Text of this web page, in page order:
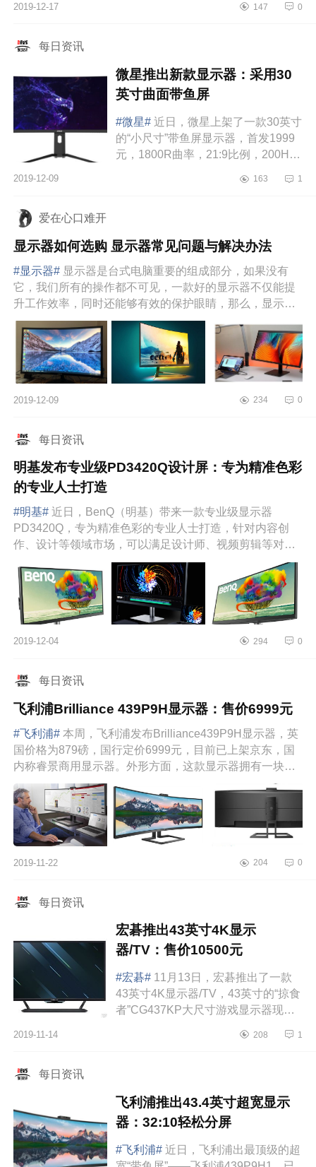
ConceptDCM2241W显示器内置音
2019-12-17 147 0
每日资讯
微星推出新款显示器：采用30
英寸曲面带鱼屏
#微星# 近日，微星上架了一款30英寸
的“小尺寸”带鱼屏显示器，首发1999
元，1800R曲率，21:9比例，200Hz
2019-12-09 163 1
爱在心口难开
显示器如何选购 显示器常见问题与解决办法
#显示器# 显示器是台式电脑重要的组成部分，如果没有
它，我们所有的操作都不可见，一款好的显示器不仅能提
升工作效率，同时还能够有效的保护眼睛，那么，显示器
有哪些种类？怎样选购...
2019-12-09 234 0
每日资讯
明基发布专业级PD3420Q设计屏：专为精准色彩
的专业人士打造
#明基# 近日，BenQ（明基）带来一款专业级显示器
PD3420Q，专为精准色彩的专业人士打造，针对内容创
作、设计等领域市场，可以满足设计师、视频剪辑等对色
彩有苛刻需求的专业用户。明...
2019-12-04 294 0
每日资讯
飞利浦Brilliance 439P9H显示器：售价6999元
#飞利浦# 本周，飞利浦发布Brilliance439P9H显示器，英
国价格为879磅，国行定价6999元，目前已上架京东，国
内称睿景商用显示器。外形方面，这款显示器拥有一块
43.4英寸曲面VA面板，顶...
2019-11-22 204 0
每日资讯
宏碁推出43英寸4K显示
器/TV：售价10500元
#宏碁# 11月13日，宏碁推出了一款
43英寸4K显示器/TV，43英寸的“掠食
者”CG437KP大尺寸游戏显示器现已
1,499.99美元，约合人民币10500
2019-11-14 208 1
每日资讯
飞利浦推出43.4英寸超宽显示
器：32:10轻松分屏
#飞利浦# 近日，飞利浦出最顶级的超